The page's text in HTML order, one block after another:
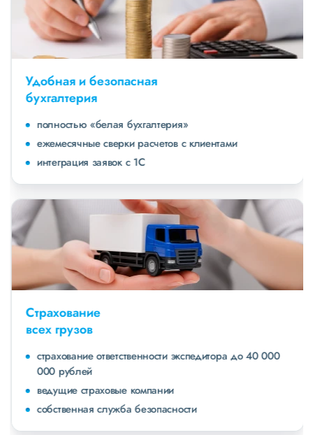
Удобная и безопасная
бухгалтерия
полностью «белая бухгалтерия»
ежемесячные сверки расчетов с клиентами
интеграция заявок с 1С
Страхование
всех грузов
страхование ответственности экспедитора до 40 000
000 рублей
ведущие страховые компании
собственная служба безопасности